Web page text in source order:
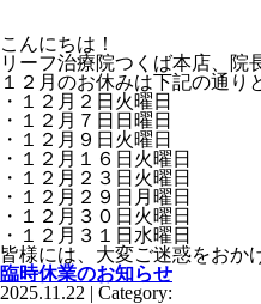
こんにちは！
リーフ治療院つくば本店、院
１２月のお休みは下記の通り
・１２月２日火曜日
・１２月７日日曜日
・１２月９日火曜日
・１２月１６日火曜日
・１２月２３日火曜日
・１２月２９日月曜日
・１２月３０日火曜日
・１２月３１日水曜日
皆様には、大変ご迷惑をおか
臨時休業のお知らせ
2025.11.22 | Category: